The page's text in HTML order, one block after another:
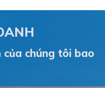
của chúng tôi bao